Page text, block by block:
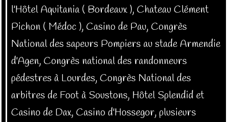
l'Hôtel Aquitania ( Bordeaux ), Chateau Clément
Pichon ( Médoc ), Casino de Pau, Congrès
National des sapeurs Pompiers au stade Armendie
d'Agen, Congrès national des randonneurs
pédestres à Lourdes, Congrès National des
arbitres de Foot à Soustons, Hôtel Splendid et
Casino de Dax, Casino d'Hossegor, plusieurs